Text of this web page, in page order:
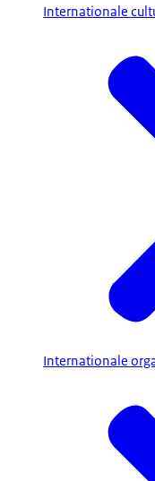
Internationale
Internationale